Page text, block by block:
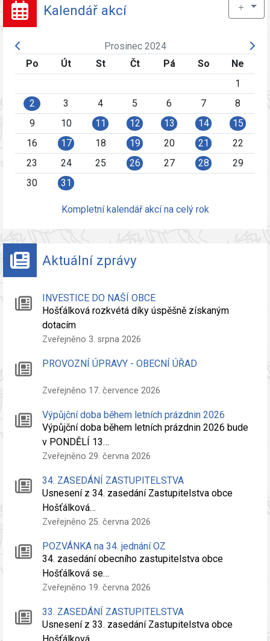
Kalendář akcí ＋
Prosinec 2024
Po
Út St Čt Pá So
Ne
1
2
3 4 5 6 7
8
9
10 11 12 13 14
15
16
17 18 19 20 21
22
23
24 25 26 27 28
29
30
31
Kompletní kalendář akcí na celý rok
Aktuální zprávy
INVESTICE DO NAŠÍ OBCE
Hošťálková rozkvétá díky úspěšně získaným
dotacím
Zveřejněno 3. srpna 2026
PROVOZNÍ ÚPRAVY - OBECNÍ ÚŘAD
Zveřejněno 17. července 2026
Výpůjční doba během letních prázdnin 2026
Výpůjční doba během letních prázdnin 2026 bude
v PONDĚLÍ 13…
Zveřejněno 29. června 2026
34. ZASEDÁNÍ ZASTUPITELSTVA
Usnesení z 34. zasedání Zastupitelstva obce
Hošťálková…
Zveřejněno 25. června 2026
POZVÁNKA na 34. jednání OZ
34. zasedání obecního zastupitelstva obce
Hošťálková se…
Zveřejněno 19. června 2026
33. ZASEDÁNÍ ZASTUPITELSTVA
Usnesení z 33. zasedání Zastupitelstva obce